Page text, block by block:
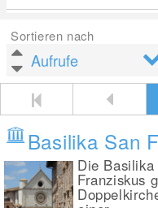
Sortieren nach
Basilika San
Die
Franziskus